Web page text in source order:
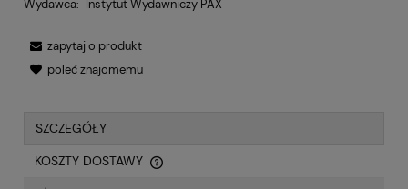
Wydawca: Instytut Wydawniczy PAX
zapytaj o produkt
poleć znajomemu
SZCZEGÓŁY
KOSZTY DOSTAWY
CENA NIE ZAWIERA EWENTUALNYCH KOSZTÓW PŁATNOŚCI